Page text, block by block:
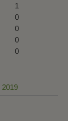
1
0
0
0
0
2019